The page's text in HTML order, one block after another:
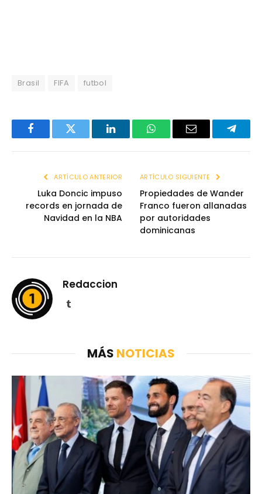
Brasil FIFA futbol
FacebookTwitter LinkedInWhatsAppEmail
ARTÍCULO ANTERIOR
Luka Doncic impuso
records en jornada de
Navidad en la NBA
ARTÍCULO SIGUIENTE
Propiedades de Wander
Franco fueron allanadas
por autoridades
dominicanas
Redaccion
Tumblr
MÁS NOTICIAS